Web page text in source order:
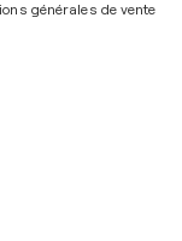
générales de vente